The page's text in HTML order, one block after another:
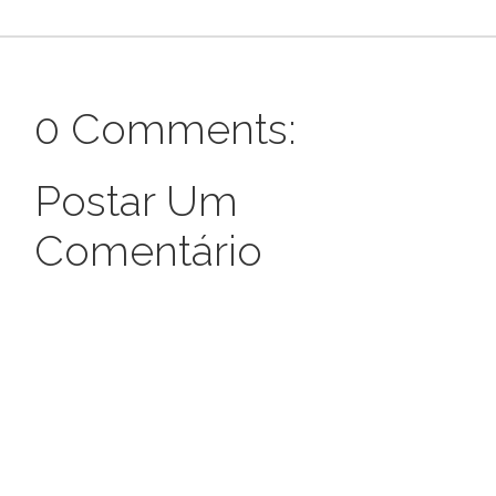
0 Comments:
Postar Um
Comentário